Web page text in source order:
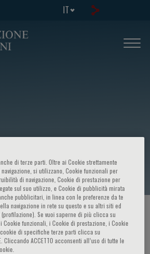
IT
ED EVENTI / RELATORE
di terze parti. Oltre ai Cookie strettamente
si utilizzano, Cookie funzionali per
di navigazione, Cookie di prestazione per
sul suo utilizzo, e Cookie di pubblicità mirata
pubblicitari, in linea con le preferenze da te
navigazione in rete su questo e su altri siti ed
Se vuoi saperne di più clicca su
Cookie funzionali, i Cookie di prestazione, i Cookie
di specifiche terze parti clicca su
Cliccando ACCETTO acconsenti all’uso di tutte le